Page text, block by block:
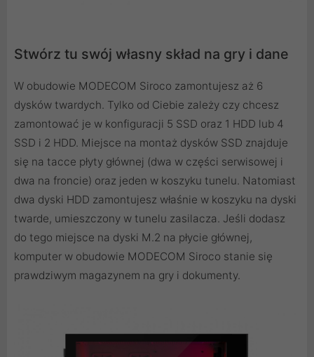
Stwórz tu swój własny skład na gry i dane
W obudowie MODECOM Siroco zamontujesz aż 6
dysków twardych. Tylko od Ciebie zależy czy chcesz
zamontować je w konfiguracji 5 SSD oraz 1 HDD lub 4
SSD i 2 HDD. Miejsce na montaż dysków SSD znajduje
się na tacce płyty głównej (dwa w części serwisowej i
dwa na froncie) oraz jeden w koszyku tunelu. Natomiast
dwa dyski HDD zamontujesz właśnie w koszyku na dyski
twarde, umieszczony w tunelu zasilacza. Jeśli dodasz
do tego miejsce na dyski M.2 na płycie głównej,
komputer w obudowie MODECOM Siroco stanie się
prawdziwym magazynem na gry i dokumenty.